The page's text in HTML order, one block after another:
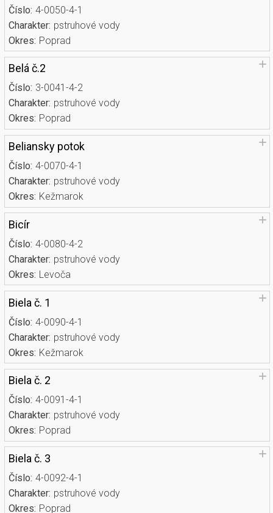
Číslo: 4-0050-4-1
Charakter: pstruhové vody
Okres: Poprad
Belá č.2
Číslo: 3-0041-4-2
Charakter: pstruhové vody
Okres: Poprad
Beliansky potok
Číslo: 4-0070-4-1
Charakter: pstruhové vody
Okres: Kežmarok
Bicír
Číslo: 4-0080-4-2
Charakter: pstruhové vody
Okres: Levoča
Biela č. 1
Číslo: 4-0090-4-1
Charakter: pstruhové vody
Okres: Kežmarok
Biela č. 2
Číslo: 4-0091-4-1
Charakter: pstruhové vody
Okres: Poprad
Biela č. 3
Číslo: 4-0092-4-1
Charakter: pstruhové vody
Okres: Poprad